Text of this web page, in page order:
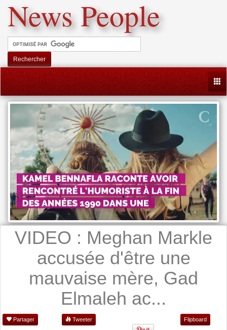
News People
Rechercher
VIDEO : Meghan Markle
accusée d'être une
mauvaise mère, Gad
Elmaleh ac...
Partager Tweeter Flipboard